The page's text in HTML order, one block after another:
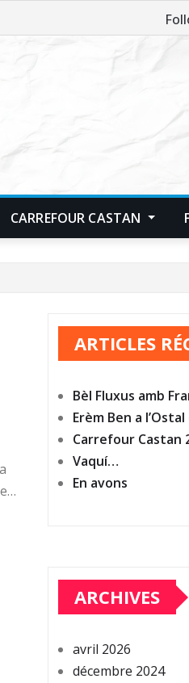
CARREFOUR CASTAN
ARTICLES
Bèl Fluxus amb
Erèm Ben a
Carrefour Castan
Vaquí…
En avons
ARCHIVES
avril 2026
décembre 2024